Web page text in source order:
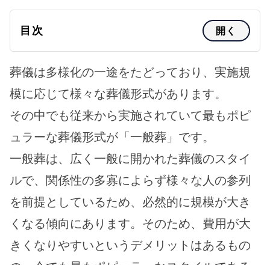
目次 開く
葬儀は多様化の一途をたどっており、実施規
模に応じて様々な葬儀形式があります。
その中でも従来から実施されていて最もポピ
ュラーな葬儀形式が「一般葬」です。
一般葬は、広く一般に開かれた葬儀のスタイ
ルで、関係性の多寡によらず様々な人の参列
を前提としているため、必然的に規模が大き
くなる傾向にあります。そのため、費用が大
きくなりやすいというデメリットはあるもの